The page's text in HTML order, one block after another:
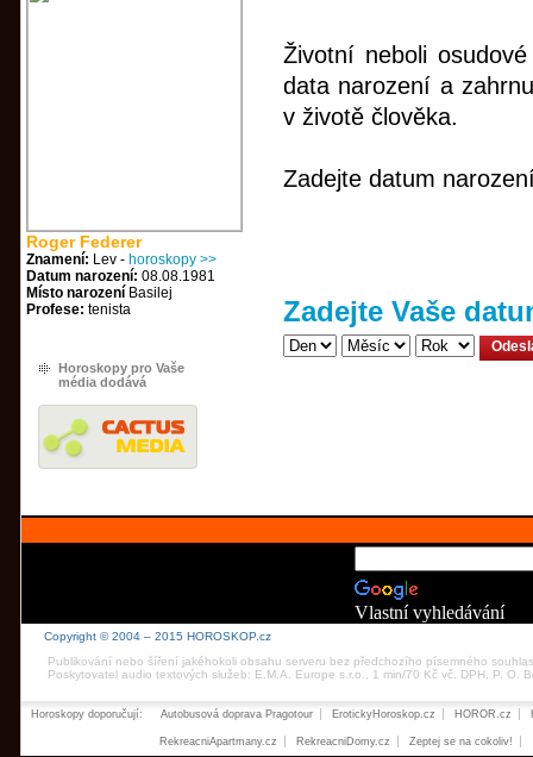
Roger Federer
Znamení: Lev - horoskopy >>
Datum narození: 08.08.1981
Místo narození Basilej
Profese: tenista
Horoskopy pro Vaše
média dodává
Životní neboli
data narození a
v životě člověka.
Zadejte datum
Zadejte Vaše
Vlastní vyhledávání
Copyright © 2004 – 2015 HOROSKOP.cz
Publikování nebo šíření jakéhokoli obsahu serveru bez předchozího písemného
Poskytovatel audio textových služeb: E.M.A. Europe s.r.o., 1 min/70 Kč vč. DPH, P. O.
Horoskopy doporučují: Autobusová doprava Pragotour ErotickyHoroskop.cz HOROR.cz
RekreacniApartmany.cz RekreacniDomy.cz Zeptej se na cokoliv!